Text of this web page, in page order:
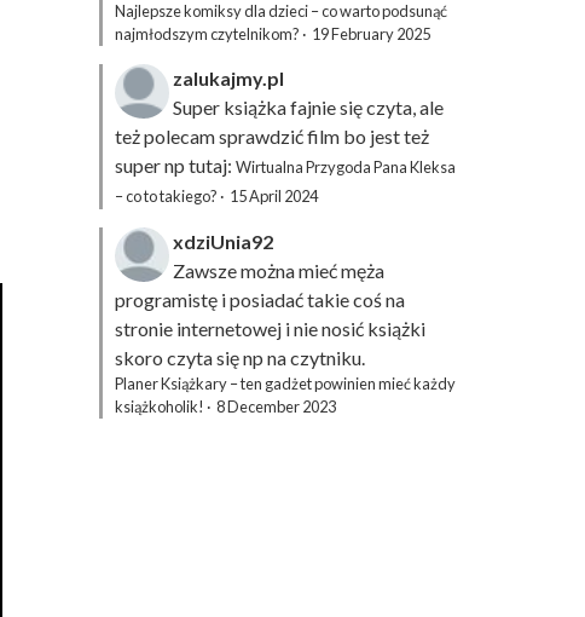
Najlepsze komiksy dla dzieci – co warto podsunąć
najmłodszym czytelnikom? · 19 February 2025
zalukajmy.pl
Super książka fajnie się czyta, ale
też polecam sprawdzić film bo jest też
super np tutaj: Wirtualna Przygoda Pana Kleksa
– co to takiego? · 15 April 2024
xdziUnia92
Zawsze można mieć męża
programistę i posiadać takie coś na
stronie internetowej i nie nosić książki
skoro czyta się np na czytniku.
Planer Książkary – ten gadżet powinien mieć każdy
książkoholik! · 8 December 2023